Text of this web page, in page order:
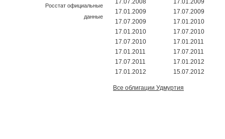
17.07.2008
17.01.2009
17.01.2009
17.07.2009
17.07.2009
17.01.2010
17.01.2010
17.07.2010
17.07.2010
17.01.2011
17.01.2011
17.07.2011
17.07.2011
17.01.2012
17.01.2012
15.07.2012
Все облигации Удмуртия
Росстат официальные
данные